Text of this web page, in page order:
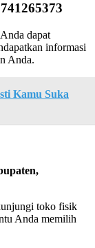
dapat
informasi
Anda.
Kamu Suka
toko fisik
Anda memilih